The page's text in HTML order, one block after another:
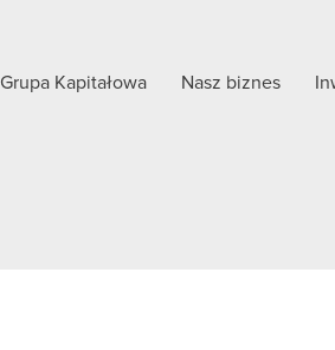
Grupa Kapitałowa Nasz biznes